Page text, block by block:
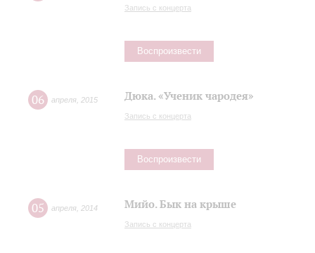
Запись с концерта
Воспроизвести
06 апреля 2015 Дюка. «Ученик чародея»
Запись с концерта
Воспроизвести
05 апреля 2014 Мийо. Бык на крыше
Запись с концерта